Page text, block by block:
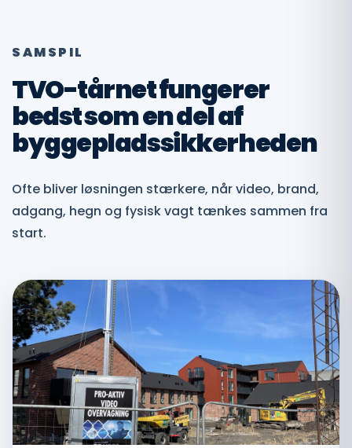
SAMSPIL
TVO-tårnet fungerer
bedst som en del af
byggepladssikkerheden
Ofte bliver løsningen stærkere, når video, brand,
adgang, hegn og fysisk vagt tænkes sammen fra
start.